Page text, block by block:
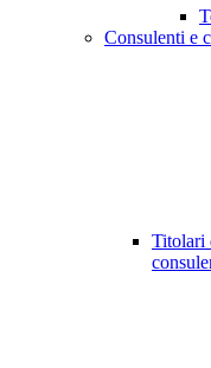
Consulenti e
Titolari